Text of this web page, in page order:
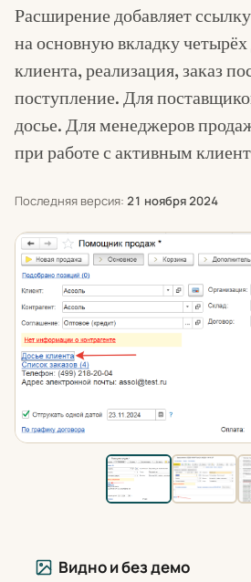
Расширение добавляет
на основную вкладку четырёх
клиента, реализация, заказ
поступление. Для
досье. Для менеджеров
при работе с активным
Последняя версия: 21 ноября 2024
Видно и без демо